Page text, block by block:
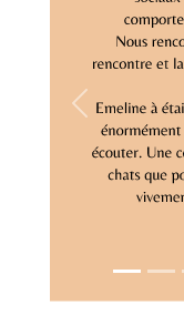
Previous